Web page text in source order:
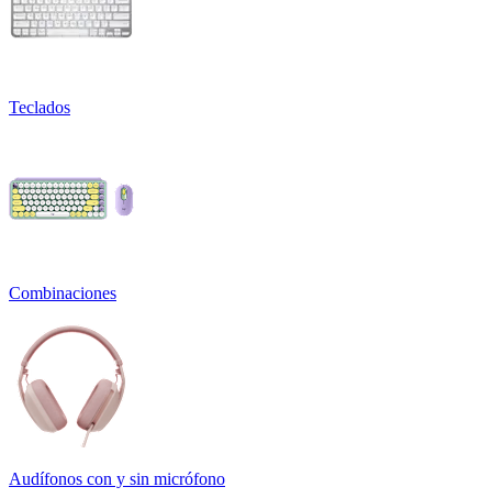
Teclados
Combinaciones
Audífonos con y sin micrófono